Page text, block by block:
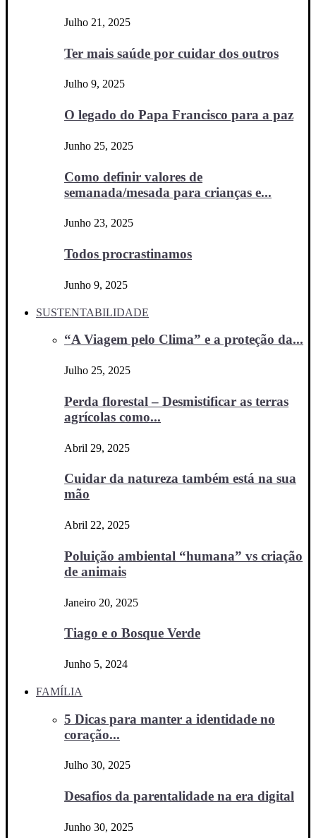
Julho 21, 2025
Ter mais saúde por cuidar dos outros
Julho 9, 2025
O legado do Papa Francisco para a paz
Junho 25, 2025
Como definir valores de
semanada/mesada para crianças e...
Junho 23, 2025
Todos procrastinamos
Junho 9, 2025
SUSTENTABILIDADE
“A Viagem pelo Clima” e a proteção da...
Julho 25, 2025
Perda florestal – Desmistificar as terras
agrícolas como...
Abril 29, 2025
Cuidar da natureza também está na sua
mão
Abril 22, 2025
Poluição ambiental “humana” vs criação
de animais
Janeiro 20, 2025
Tiago e o Bosque Verde
Junho 5, 2024
FAMÍLIA
5 Dicas para manter a identidade no
coração...
Julho 30, 2025
Desafios da parentalidade na era digital
Junho 30, 2025